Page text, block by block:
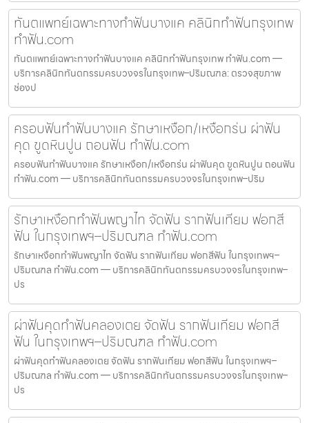
ทันตแพทย์เฉพาะทางทำฟันบางแค คลินิกทำฟันกรุงเทพ
ทำฟัน.com
ทันตแพทย์เฉพาะทางทำฟันบางแค คลินิกทำฟันกรุงเทพ ทำฟัน.com —
บริการคลินิกทันตกรรมครบวงจรในกรุงเทพ–ปริมณฑล: ตรวจสุขภาพ
ช่องป
ครอบฟันทำฟันบางแค รักษาเหงือก/เหงือกร่น ผ่าฟัน
คุด ขูดหินปูน ถอนฟัน ทำฟัน.com
ครอบฟันทำฟันบางแค รักษาเหงือก/เหงือกร่น ผ่าฟันคุด ขูดหินปูน ถอนฟัน
ทำฟัน.com — บริการคลินิกทันตกรรมครบวงจรในกรุงเทพ–ปริม
รักษาเหงือกทำฟันพญาไท จัดฟัน รากฟันเทียม ฟอกสี
ฟัน ในกรุงเทพฯ–ปริมณฑล ทำฟัน.com
รักษาเหงือกทำฟันพญาไท จัดฟัน รากฟันเทียม ฟอกสีฟัน ในกรุงเทพฯ–
ปริมณฑล ทำฟัน.com — บริการคลินิกทันตกรรมครบวงจรในกรุงเทพ–
ปร
ผ่าฟันคุดทำฟันคลองเตย จัดฟัน รากฟันเทียม ฟอกสี
ฟัน ในกรุงเทพฯ–ปริมณฑล ทำฟัน.com
ผ่าฟันคุดทำฟันคลองเตย จัดฟัน รากฟันเทียม ฟอกสีฟัน ในกรุงเทพฯ–
ปริมณฑล ทำฟัน.com — บริการคลินิกทันตกรรมครบวงจรในกรุงเทพ–
ปร